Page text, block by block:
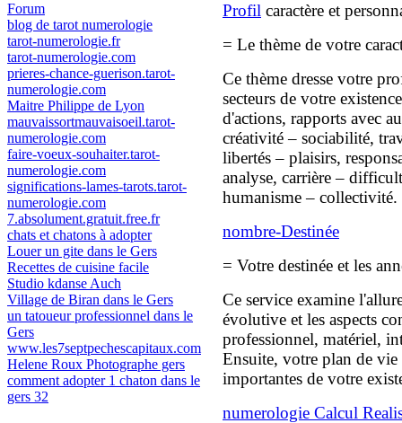
Forum
blog de tarot numerologie
tarot-numerologie.fr
tarot-numerologie.com
prieres-chance-guerison.tarot-
numerologie.com
Maitre Philippe de Lyon
mauvaissortmauvaisoeil.tarot-
numerologie.com
faire-voeux-souhaiter.tarot-
numerologie.com
significations-lames-tarots.tarot-
numerologie.com
7.absolument.gratuit.free.fr
chats et chatons à adopter
Louer un gite dans le Gers
Recettes de cuisine facile
Studio kdanse Auch
Village de Biran dans le Gers
un tatoueur professionnel dans le
Gers
www.les7septpechescapitaux.com
Helene Roux Photographe gers
comment adopter 1 chaton dans le
gers 32
Profil caractère et
= Le thème de votre
Ce thème dresse votre
secteurs de votre
d'actions, rapports avec
créativité – sociabilité,
libertés – plaisirs,
analyse, carrière –
humanisme – collectivité.
nombre-Destinée
= Votre destinée et les
Ce service examine
évolutive et les aspects
professionnel, matériel,
Ensuite, votre plan de vie
importantes de votre
numerologie Calcul